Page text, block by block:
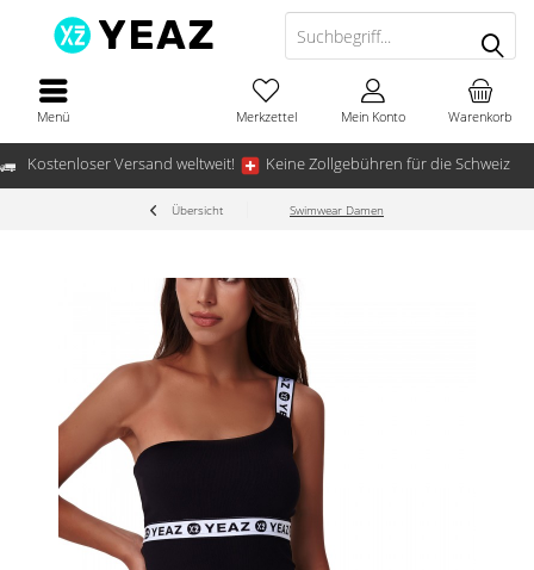
Kostenloser Versand weltweit! Keine Zollgebühren für die Schweiz
Menü Warenkorb
Merkzettel Mein Konto
Übersicht Swimwear Damen